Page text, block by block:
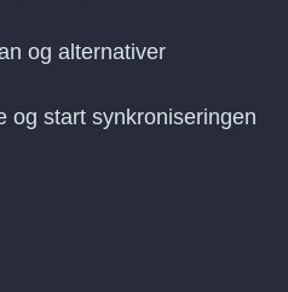
og alternativer
og start synkroniseringen